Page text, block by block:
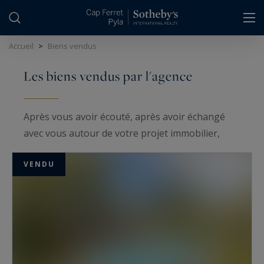
Accueil > Biens vendus
Les biens vendus par l'agence
Après vous avoir écouté, après avoir échangé
avec vous autour de votre projet immobilier,
patrimonial et souvent familial, nous avons
estimé votre bien dans le contexte global du
VENDU